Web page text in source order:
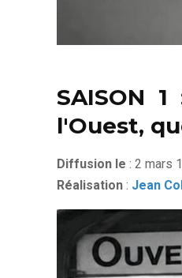
SAISON
l'Ouest,
Diffusion le : 2 mars
Réalisation : Jean